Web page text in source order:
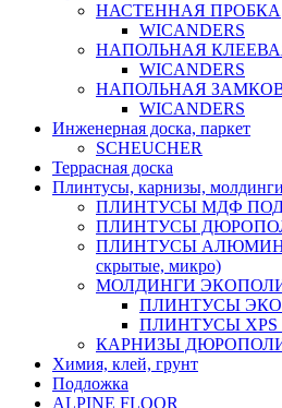
НАСТЕННАЯ ПРОБКА
WICANDERS
НАПОЛЬНАЯ
WICANDERS
НАПОЛЬНАЯ
WICANDERS
Инженерная доска, паркет
SCHEUCHER
Террасная доска
Плинтусы, карнизы, молдинги
ПЛИНТУСЫ МДФ
ПЛИНТУСЫ
ПЛИНТУСЫ
скрытые, микро)
МОЛДИНГИ
ПЛИНТУСЫ
ПЛИНТУСЫ
КАРНИЗЫ
Химия, клей, грунт
Подложка
ALPINE FLOOR